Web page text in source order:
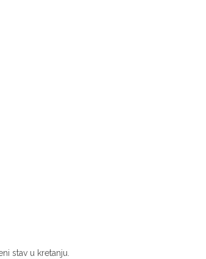
stav u kretanju.